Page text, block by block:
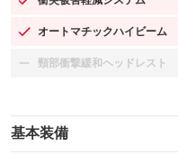
：装備あり
オートマチックハイビーム
：装備あり
頸部衝撃緩和ヘッドレスト
：装備なし
基本装備